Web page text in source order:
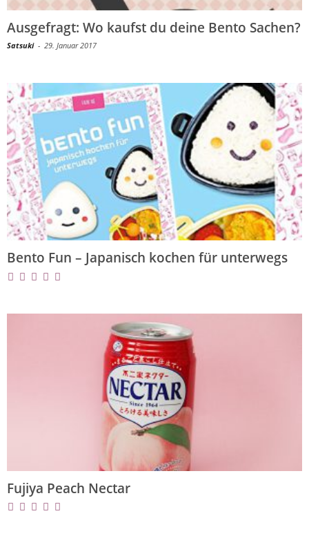
Ausgefragt: Wo kaufst du deine Bento Sachen?
Satsuki - 29. Januar 2017
Bento Fun – Japanisch kochen für unterwegs
Fujiya Peach Nectar